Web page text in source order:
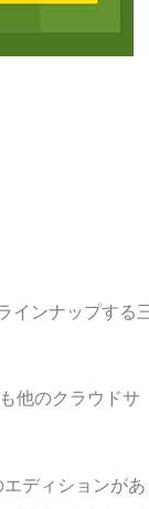
インナップする
他のクラウドサ
ディションがあ